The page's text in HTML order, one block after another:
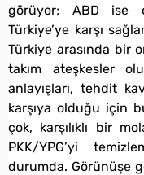
görüyor; ABD ise
Türkiye’ye karşı
Türkiye arasında bir
takım ateşkesler
anlayışları, tehdit
karşıya olduğu için
çok, karşılıklı bir
PKK/YPG’yi
durumda. Görünüşe